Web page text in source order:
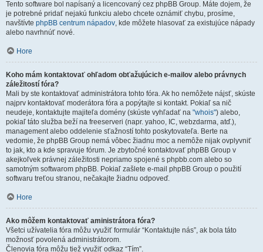
Tento software bol napísaný a licencovaný cez phpBB Group. Máte dojem, že
je potrebné pridať nejakú funkciu alebo chcete oznámiť chybu, prosíme,
navštívte phpBB centrum nápadov, kde môžete hlasovať za existujúce nápady
alebo navrhnúť nové.
Hore
Koho mám kontaktovať ohľadom obťažujúcich e-mailov alebo právnych
záležitostí fóra?
Mali by ste kontaktovať administrátora tohto fóra. Ak ho nemôžete nájsť, skúste
najprv kontaktovať moderátora fóra a popýtajte si kontakt. Pokiaľ sa nič
neudeje, kontaktujte majiteľa domény (skúste vyhľadať na "whois") alebo,
pokiaľ táto služba beží na freeserveri (napr. yahoo, IC, webzdarma, atď.),
management alebo oddelenie sťažností tohto poskytovateľa. Berte na
vedomie, že phpBB Group nemá vôbec žiadnu moc a nemôže nijak ovplyvniť
to jak, kto a kde spravuje fórum. Je zbytočné kontaktovať phpBB Group v
akejkoľvek právnej záležitosti nepriamo spojené s phpbb.com alebo so
samotným softwarom phpBB. Pokiaľ zašlete e-mail phpBB Group o použití
softwaru treťou stranou, nečakajte žiadnu odpoveď.
Hore
Ako môžem kontaktovať aministrátora fóra?
Všetci užívatelia fóra môžu využiť formulár “Kontaktujte nás”, ak bola táto
možnosť povolená administrátorom.
Členovia fóra môžu tiež využiť odkaz “Tím”.